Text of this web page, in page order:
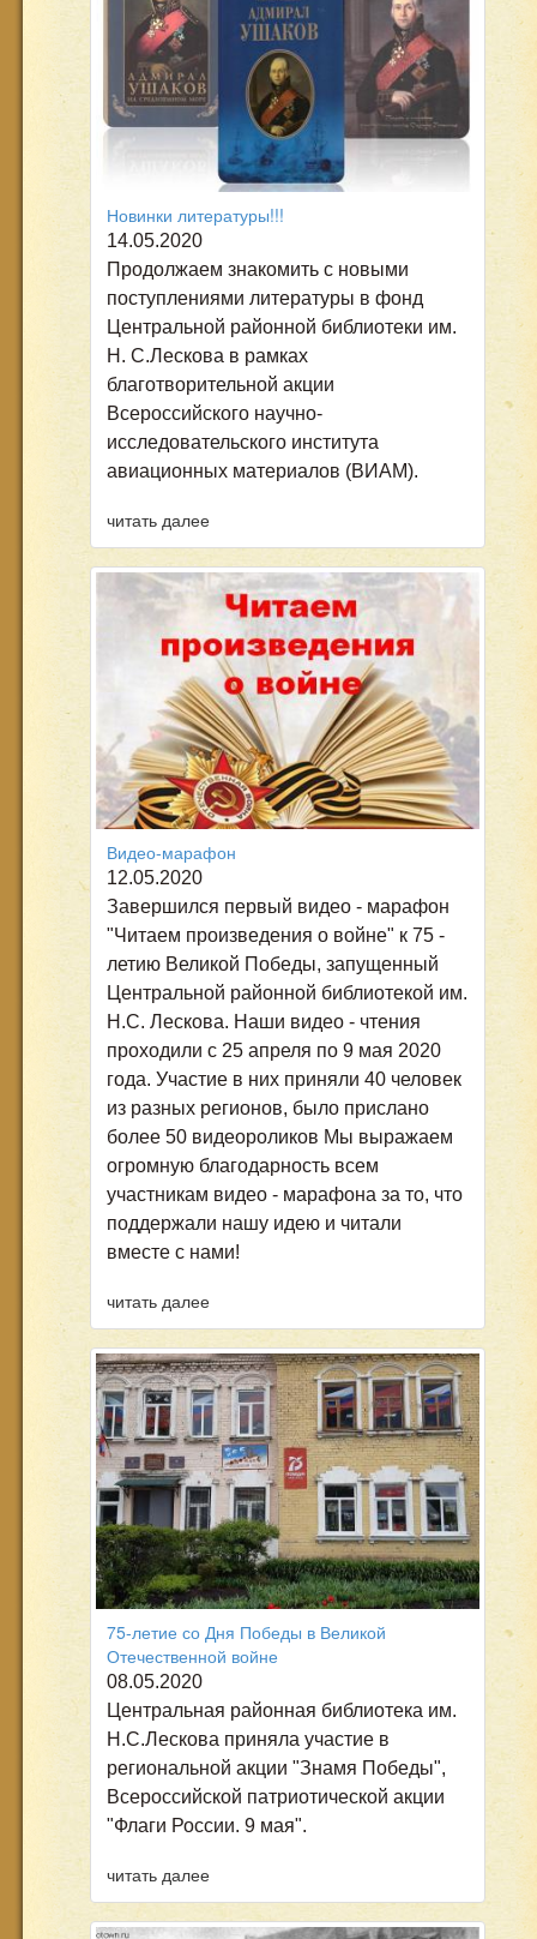
Новинки литературы!!!
14.05.2020
Продолжаем знакомить с новыми
поступлениями литературы в фонд
Центральной районной библиотеки им.
Н. С.Лескова в рамках
благотворительной акции
Всероссийского научно-
исследовательского института
авиационных материалов (ВИАМ).
читать далее
Видео-марафон
12.05.2020
Завершился первый видео - марафон
"Читаем произведения о войне" к 75 -
летию Великой Победы, запущенный
Центральной районной библиотекой им.
Н.С. Лескова. Наши видео - чтения
проходили с 25 апреля по 9 мая 2020
года. Участие в них приняли 40 человек
из разных регионов, было прислано
более 50 видеороликов Мы выражаем
огромную благодарность всем
участникам видео - марафона за то, что
поддержали нашу идею и читали
вместе с нами!
читать далее
75-летие со Дня Победы в Великой
Отечественной войне
08.05.2020
Центральная районная библиотека им.
Н.С.Лескова приняла участие в
региональной акции "Знамя Победы",
Всероссийской патриотической акции
"Флаги России. 9 мая".
читать далее